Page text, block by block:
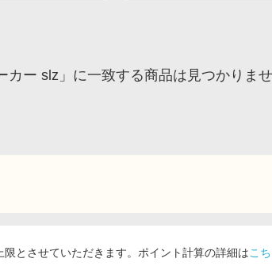
ー slz」に一致する商品は見つかりませ
とさせていただきます。ポイント計算の詳細はこ